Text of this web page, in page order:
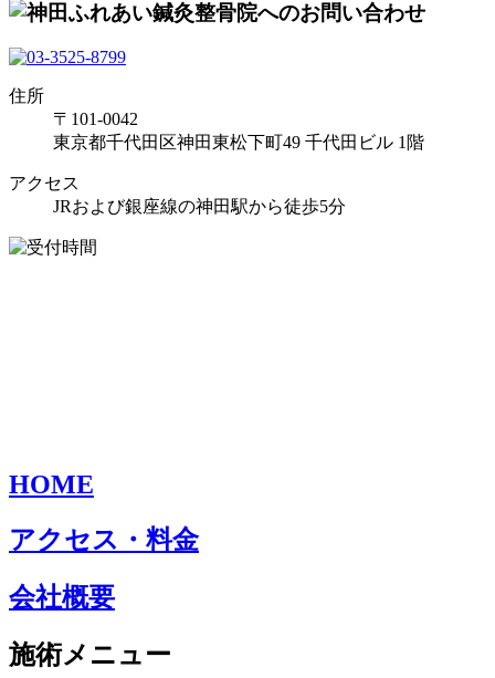
住所
〒101-0042
東京都千代田区神田東松下町49 千代田ビル 1階
アクセス
JRおよび銀座線の神田駅から徒歩5分
HOME
アクセス・料金
会社概要
施術メニュー